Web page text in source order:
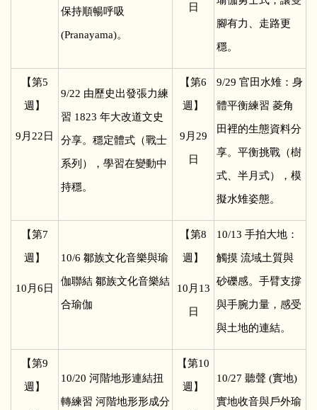
保持順暢呼吸
(Pranayama)。
日
腳有力、走路更
穩。
【第5
週】
9 月22日
9/22 由歷史出發張力練
習 1823 年大改道文史
分享。穩定體式（戰士
系列），學習在變動中
持穩。
【第6
週】
9 月29
日
9/29 官田水雉：身
體平衡練習 菱角
田裡的生態資料分
享。平衡挑戰（樹
式、半月式），模
擬水雉姿態。
【第7
週】
10 月6日
10/6 鄒族文化音樂與瑜
伽聯結 鄒族文化音樂結
合瑜伽
【第8
週】
10 月13
日
10/13 手拍大地：
觸摸 流域土質與
砂礫感。手臂支撐
與手腕力量，感受
與土地的連結。
【第9
週】
10/20 河階地形連結扭
轉練習 河階地形形成分
【第10
週】
10/27 聽聲 (實地)
實地收音與戶外瑜